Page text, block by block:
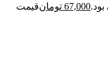
67,000 تومانقیمت